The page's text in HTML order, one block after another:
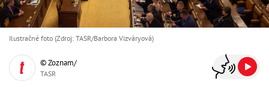
Ilustračné foto (Zdroj: TASR/Barbora Vizváryová)
© Zoznam/
TASR